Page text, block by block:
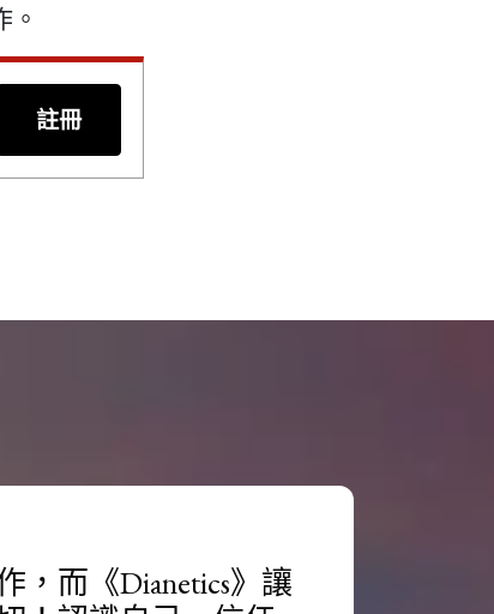
註冊
，而《Dianetics》讓